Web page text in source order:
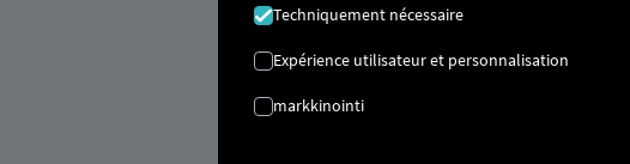
Techniquement nécessaire
Expérience utilisateur et personnalisation
markkinointi